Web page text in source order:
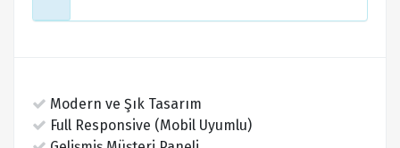
Modern ve Şık Tasarım
Full Responsive (Mobil Uyumlu)